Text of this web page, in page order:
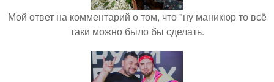
Мой ответ на комментарий о том, что "ну маникюр то всё
таки можно было бы сделать.